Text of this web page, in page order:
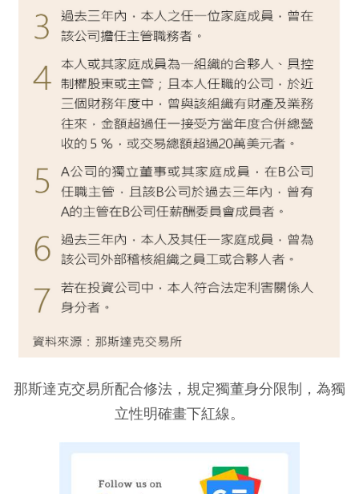
那斯達克交易所配合修法，規定獨董身分限制，為獨
立性明確畫下紅線。